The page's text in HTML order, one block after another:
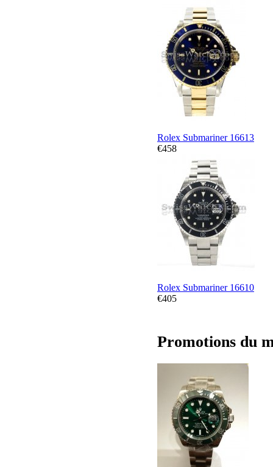
Rolex Submariner 16613
€458
Rolex Submariner 16610
€405
Promotions du